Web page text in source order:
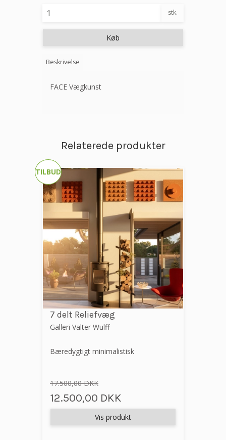
stk.
Køb
Beskrivelse
FACE Vægkunst
Relaterede produkter
TILBUD
7 delt Reliefvæg
Galleri Valter Wulff
Bæredygtigt minimalistisk
17.500,00 DKK
12.500,00 DKK
Vis produkt